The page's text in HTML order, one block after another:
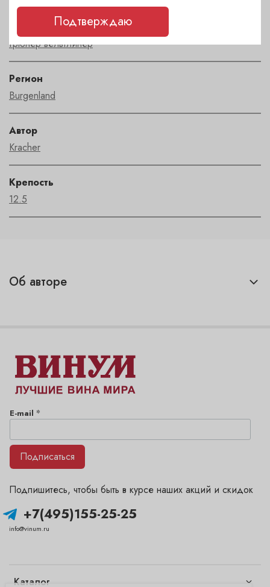
грюнер вельтлинер
Регион
Burgenland
Автор
Kracher
Крепость
12.5
Об авторе
Каталог
+7(495)155-25-25
info@vinum.ru
Подпишитесь, чтобы быть в курсе наших акций и скидок
E-mail *
Подписаться
Подтверждаю